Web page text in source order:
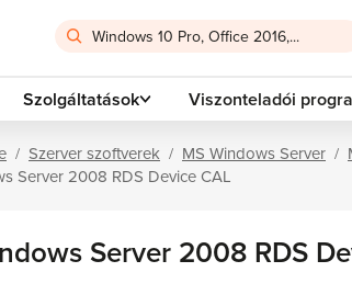
Szolgáltatások Viszonteladói
Szerver szoftverek MS Windows Server
Server 2008 RDS Device CAL
Server 2008 RDS